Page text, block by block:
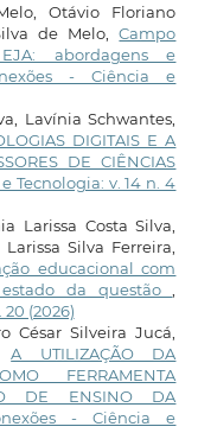
Otávio Floriano
de Melo,Campo
abordagens e
- Ciência e
Lavínia Schwantes,
DIGITAIS E A
DE CIÊNCIAS
Tecnologia: v. 14 n. 4
Larissa Costa Silva,
Silva Ferreira,
educacional com
da questão
(2026)
César Silveira Jucá,
A UTILIZAÇÃO DA
FERRAMENTA
DE ENSINO DA
- Ciência e